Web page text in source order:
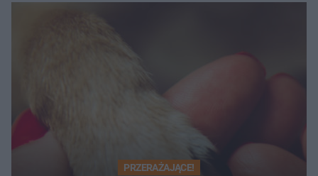
PRZERAŻAJĄCE!